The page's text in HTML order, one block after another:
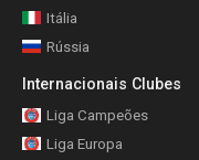
Itália
Rússia
Internacionais Clubes
Liga Campeões
Liga Europa